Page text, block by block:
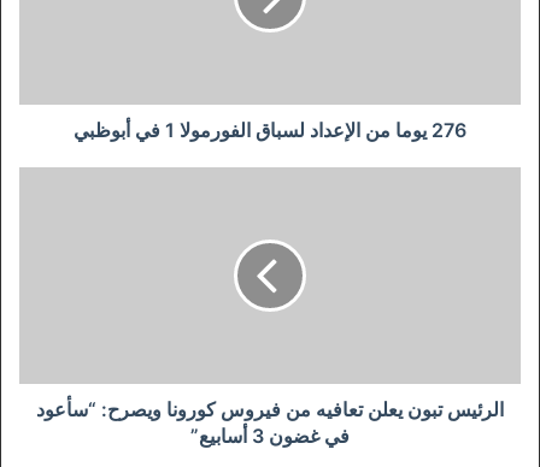
أبوظبي
276 يوما من الإعداد لسباق الفورمولا 1 في أبوظبي
“سأعود
فيالرئيس تبون يعلن تعافيه من فيروس كورونا ويصرح: “سأعود
في غضون 3 أسابيع”